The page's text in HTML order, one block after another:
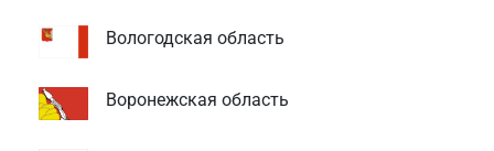
Вологодская область
Воронежская область